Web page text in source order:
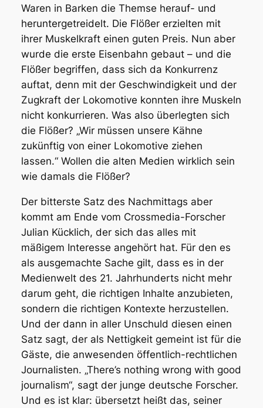
Waren in Barken die Themse herauf- und
heruntergetreidelt. Die Flößer erzielten mit
ihrer Muskelkraft einen guten Preis. Nun aber
wurde die erste Eisenbahn gebaut – und die
Flößer begriffen, dass sich da Konkurrenz
auftat, denn mit der Geschwindigkeit und der
Zugkraft der Lokomotive konnten ihre Muskeln
nicht konkurrieren. Was also überlegten sich
die Flößer? „Wir müssen unsere Kähne
zukünftig von einer Lokomotive ziehen
lassen.“ Wollen die alten Medien wirklich sein
wie damals die Flößer?
Der bitterste Satz des Nachmittags aber
kommt am Ende vom Crossmedia-Forscher
Julian Kücklich, der sich das alles mit
mäßigem Interesse angehört hat. Für den es
als ausgemachte Sache gilt, dass es in der
Medienwelt des 21. Jahrhunderts nicht mehr
darum geht, die richtigen Inhalte anzubieten,
sondern die richtigen Kontexte herzustellen.
Und der dann in aller Unschuld diesen einen
Satz sagt, der als Nettigkeit gemeint ist für die
Gäste, die anwesenden öffentlich-rechtlichen
Journalisten. „There’s nothing wrong with good
journalism“, sagt der junge deutsche Forscher.
Und es ist klar: übersetzt heißt das, seiner